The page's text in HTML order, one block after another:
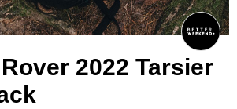
2022 Tarsier